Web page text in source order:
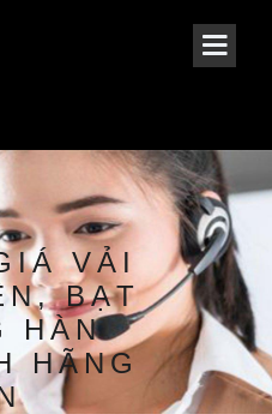
VẢI
BẠT
HÀN
HÃNG